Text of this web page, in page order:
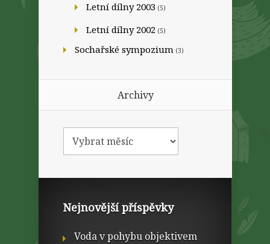
Letní dílny 2003 (5)
Letní dílny 2002 (5)
Sochařské sympozium (3)
Archivy
Nejnovější příspěvky
Voda v pohybu objektivem